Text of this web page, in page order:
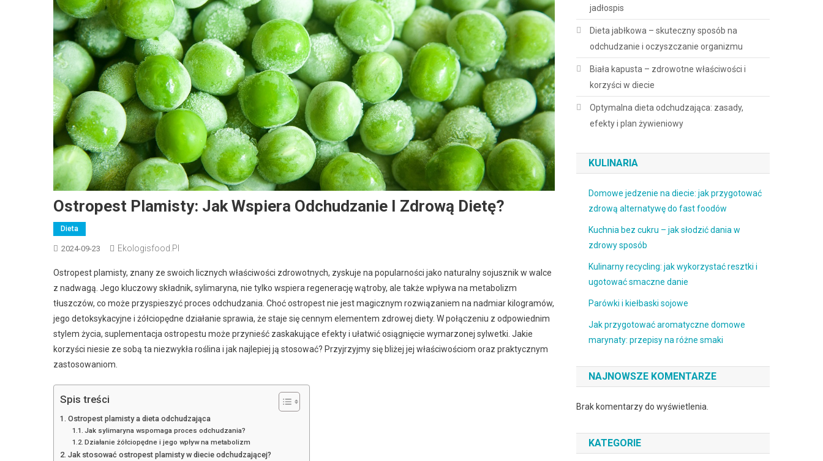
Ostropest Plamisty: Jak Wspiera Odchudzanie I Zdrową Dietę?
Dieta
2024-09-23 Ekologisfood.pl
Ostropest plamisty, znany ze swoich licznych właściwości zdrowotnych, zyskuje na popularności jako naturalny sojusznik w walce
z nadwagą. Jego kluczowy składnik, sylimaryna, nie tylko wspiera regenerację wątroby, ale także wpływa na metabolizm
tłuszczów, co może przyspieszyć proces odchudzania. Choć ostropest nie jest magicznym rozwiązaniem na nadmiar kilogramów,
jego detoksykacyjne i żółciopędne działanie sprawia, że staje się cennym elementem zdrowej diety. W połączeniu z odpowiednim
stylem życia, suplementacja ostropestu może przynieść zaskakujące efekty i ułatwić osiągnięcie wymarzonej sylwetki. Jakie
korzyści niesie ze sobą ta niezwykła roślina i jak najlepiej ją stosować? Przyjrzyjmy się bliżej jej właściwościom oraz praktycznym
zastosowaniom.
Spis treści
Ostropest plamisty a dieta odchudzająca
Jak sylimaryna wspomaga proces odchudzania?
Działanie żółciopędne i jego wpływ na metabolizm
Jak stosować ostropest plamisty w diecie odchudzającej?
jadłospis
Dieta jabłkowa – skuteczny sposób na
odchudzanie i oczyszczanie organizmu
Biała kapusta – zdrowotne właściwości i
korzyści w diecie
Optymalna dieta odchudzająca: zasady,
efekty i plan żywieniowy
KULINARIA
Domowe jedzenie na diecie: jak przygotować
zdrową alternatywę do fast foodów
Kuchnia bez cukru – jak słodzić dania w
zdrowy sposób
Kulinarny recycling: jak wykorzystać resztki i
ugotować smaczne danie
Parówki i kiełbaski sojowe
Jak przygotować aromatyczne domowe
marynaty: przepisy na różne smaki
NAJNOWSZE KOMENTARZE
Brak komentarzy do wyświetlenia.
KATEGORIE